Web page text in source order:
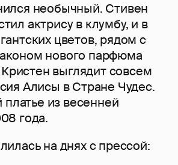
необычный. Стивен
актрису в клумбу, и в
цветов, рядом с
нового парфюма
выглядит совсем
Алисы в Стране Чудес.
платье из весенней
года.
на днях с прессой: